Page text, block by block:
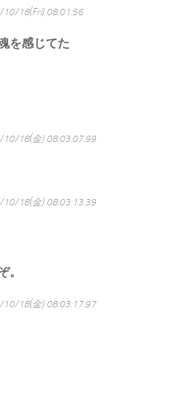
10/18(Fri) 08:01:56
を感じてた
10/18(金) 08:03:07.99
10/18(金) 08:03:13.39
。
10/18(金) 08:03:17.97